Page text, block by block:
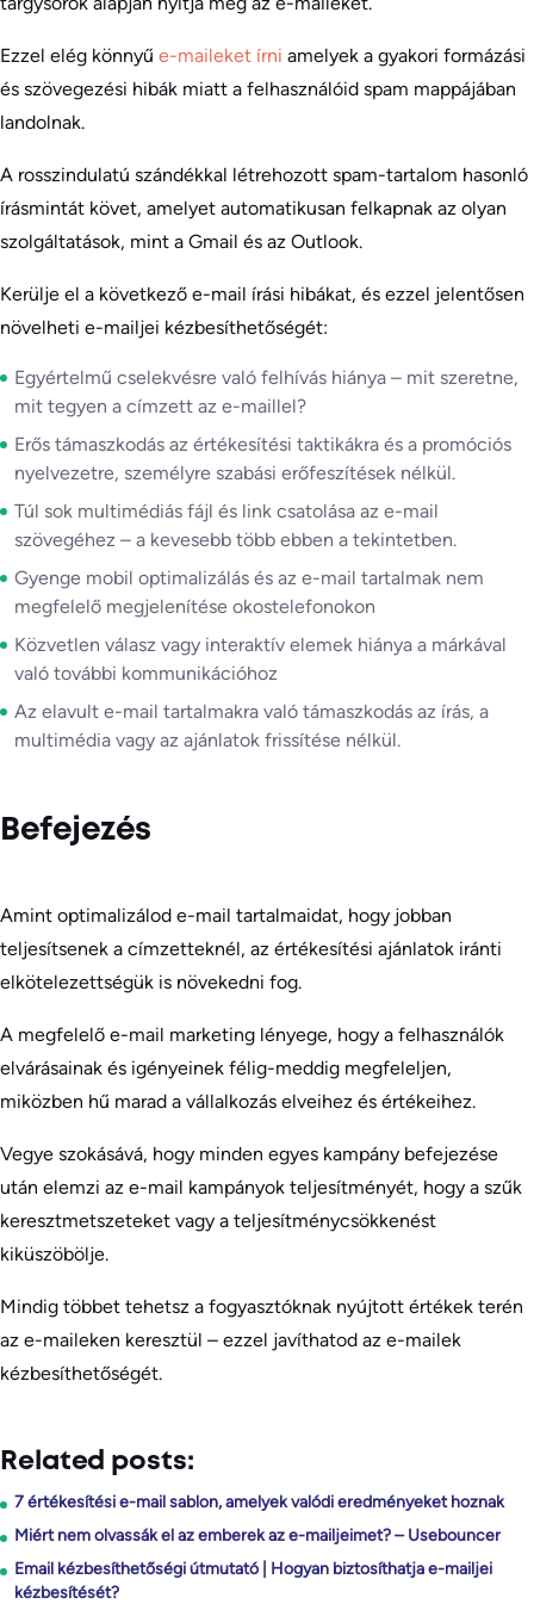
Ezzel elég könnyű e-maileket írni amelyek a gyakori formázási
és szövegezési hibák miatt a felhasználóid spam mappájában
landolnak.
A rosszindulatú szándékkal létrehozott spam-tartalom hasonló
írásmintát követ, amelyet automatikusan felkapnak az olyan
szolgáltatások, mint a Gmail és az Outlook.
Kerülje el a következő e-mail írási hibákat, és ezzel jelentősen
növelheti e-mailjei kézbesíthetőségét:
Egyértelmű cselekvésre való felhívás hiánya – mit szeretne,
mit tegyen a címzett az e-maillel?
Erős támaszkodás az értékesítési taktikákra és a promóciós
nyelvezetre, személyre szabási erőfeszítések nélkül.
Túl sok multimédiás fájl és link csatolása az e-mail
szövegéhez – a kevesebb több ebben a tekintetben.
Gyenge mobil optimalizálás és az e-mail tartalmak nem
megfelelő megjelenítése okostelefonokon
Közvetlen válasz vagy interaktív elemek hiánya a márkával
való további kommunikációhoz
Az elavult e-mail tartalmakra való támaszkodás az írás, a
multimédia vagy az ajánlatok frissítése nélkül.
Befejezés
Amint optimalizálod e-mail tartalmaidat, hogy jobban
teljesítsenek a címzetteknél, az értékesítési ajánlatok iránti
elkötelezettségük is növekedni fog.
A megfelelő e-mail marketing lényege, hogy a felhasználók
elvárásainak és igényeinek félig-meddig megfeleljen,
miközben hű marad a vállalkozás elveihez és értékeihez.
Vegye szokásává, hogy minden egyes kampány befejezése
után elemzi az e-mail kampányok teljesítményét, hogy a szűk
keresztmetszeteket vagy a teljesítménycsökkenést
kiküszöbölje.
Mindig többet tehetsz a fogyasztóknak nyújtott értékek terén
az e-maileken keresztül – ezzel javíthatod az e-mailek
kézbesíthetőségét.
Related posts:
7 értékesítési e-mail sablon, amelyek valódi eredményeket hoznak
Miért nem olvassák el az emberek az e-mailjeimet? – Usebouncer
Email kézbesíthetőségi útmutató | Hogyan biztosíthatja e-mailjei
kézbesítését?